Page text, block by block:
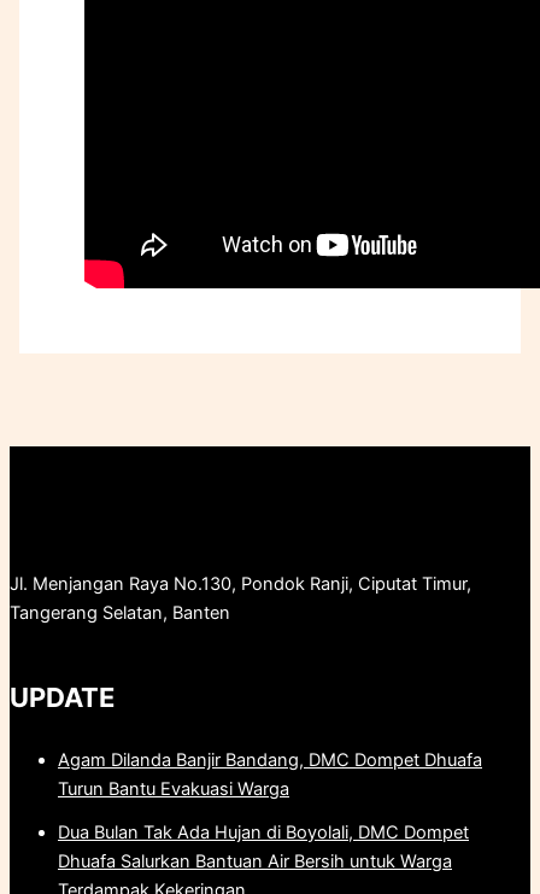
Jl. Menjangan Raya No.130, Pondok Ranji, Ciputat Timur,
Tangerang Selatan, Banten
UPDATE
Agam Dilanda Banjir Bandang, DMC Dompet Dhuafa
Turun Bantu Evakuasi Warga
Dua Bulan Tak Ada Hujan di Boyolali, DMC Dompet
Dhuafa Salurkan Bantuan Air Bersih untuk Warga